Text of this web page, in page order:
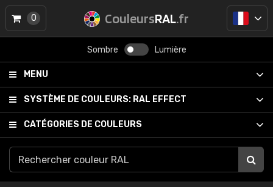
CouleursRAL.fr
Sombre Lumière
MENU
SYSTÈME DE COULEURS: RAL EFFECT
CATÉGORIES DE COULEURS
0